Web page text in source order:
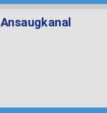
Ansaugkanal